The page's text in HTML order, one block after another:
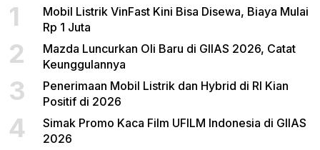
1
Mobil Listrik VinFast Kini Bisa Disewa, Biaya Mulai
Rp 1 Juta
2
Mazda Luncurkan Oli Baru di GIIAS 2026, Catat
Keunggulannya
3
Penerimaan Mobil Listrik dan Hybrid di RI Kian
Positif di 2026
4
Simak Promo Kaca Film UFILM Indonesia di GIIAS
2026